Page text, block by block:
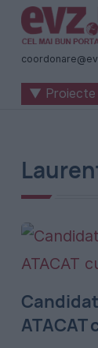
Știri
naționale
România
-
Zilei
▼ Proiecte
ATACAT